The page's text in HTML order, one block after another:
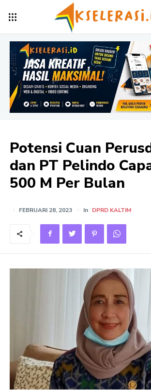
Potensi Cuan
dan PT Pelindo
500 M Per Bulan
FEBRUARI 28, 2023 In DPRD KALTIM